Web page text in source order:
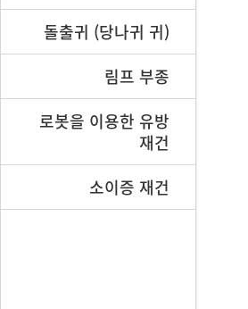
돌출귀 (당나귀 귀)
림프 부종
로봇을 이용한 유방
재건
소이증 재건